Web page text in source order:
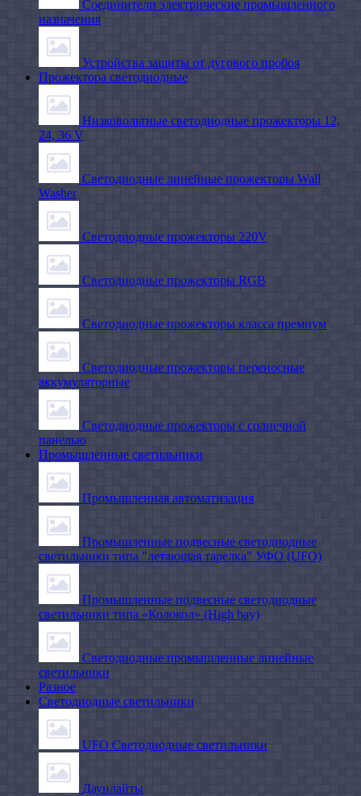
Соединители электрические промышленного
назначения
Устройства защиты от дугового пробоя
Прожектора светодиодные
Низковольтные светодиодные прожекторы 12,
24, 36 V
Светодиодные линейные прожекторы Wall
Washer
Светодиодные прожекторы 220V
Светодиодные прожекторы RGB
Светодиодные прожекторы класса премиум
Светодиодные прожекторы переносные
аккумуляторные
Светодиодные прожекторы с солнечной
панелью
Промышленные светильники
Промышленная автоматизация
Промышленные подвесные cветодиодные
светильники типа "летающая тарелка" УФО (UFO)
Промышленные подвесные cветодиодные
светильники типа «Колокол» (High bay)
Светодиодные промышленные линейные
светильники
Разное
Светодиодные светильники
UFO Светодиодные светильники
Даунлайты